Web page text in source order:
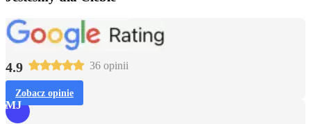
4.9 36 opinii
Zobacz opinie
MJ